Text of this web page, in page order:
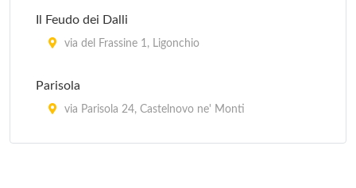
Il Feudo dei Dalli
via del Frassine 1, Ligonchio
Parisola
via Parisola 24, Castelnovo ne' Monti